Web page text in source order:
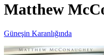
Matthew
Güneşin Karanlığında